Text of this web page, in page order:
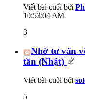
Viết bài cuối bởi
10:53:04 AM
3
Nhờ tư vấn
tần (Nhật)
Viết bài cuối bởi
5